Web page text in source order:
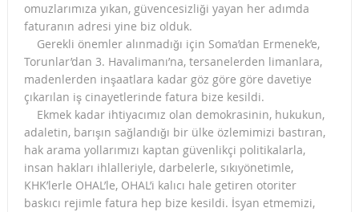
omuzlarımıza yıkan, güvencesizliği yayan her adımda
faturanın adresi yine biz olduk.
Gerekli önemler alınmadığı için Soma’dan Ermenek’e,
Torunlar’dan 3. Havalimanı’na, tersanelerden limanlara,
madenlerden inşaatlara kadar göz göre göre davetiye
çıkarılan iş cinayetlerinde fatura bize kesildi.
Ekmek kadar ihtiyacımız olan demokrasinin, hukukun,
adaletin, barışın sağlandığı bir ülke özlemimizi bastıran,
hak arama yollarımızı kaptan güvenlikçi politikalarla,
insan hakları ihlalleriyle, darbelerle, sıkıyönetimle,
KHK’lerle OHAL’le, OHAL’i kalıcı hale getiren otoriter
baskıcı rejimle fatura hep bize kesildi. İsyan etmemizi,